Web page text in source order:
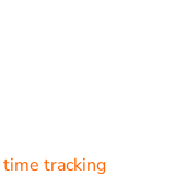
time tracking